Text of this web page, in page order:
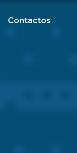
Contactos